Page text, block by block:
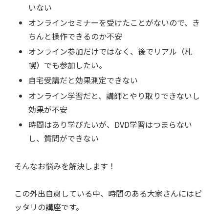
いない
オンラインセミナーを受けたことがないので、き
ちんと操作できるのか不安
オンライン参加だけではなく、後でリアル（札
幌）でも参加したい。
自宅受講だと効果測定できない
オンライン学習だと、講師とやり取りできないし
効果が不安
時間はあり学びたいが、DVD学習はつまらない
し、質問ができない
そんなお悩みを解決します！
この外出自粛している中、時間のある大家さんにはピ
ッタリの講座です。